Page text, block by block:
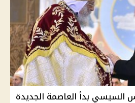
السيسي بدأ العاصمة الجديدة